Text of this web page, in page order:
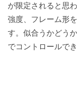
が限定されると思
強度、フレーム形
す。似合うかどう
でコントロールで